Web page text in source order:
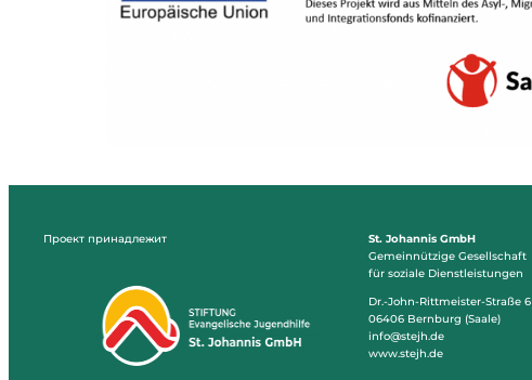
Проект принадлежит
St. Johannis GmbH
Gemeinnützige Gesellschaft
für soziale Dienstleistungen
Dr.-John-Rittmeister-Straße 6
06406 Bernburg (Saale)
info@stejh.de
www.stejh.de